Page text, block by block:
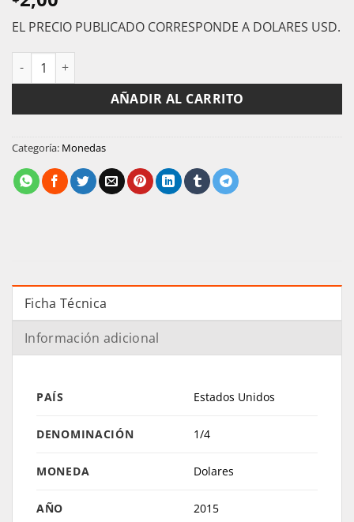
EL PRECIO PUBLICADO CORRESPONDE A DOLARES USD.
AÑADIR AL CARRITO
Categoría: Monedas
Ficha Técnica
Información adicional
PAÍS Estados Unidos
DENOMINACIÓN 1/4
MONEDA Dolares
AÑO 2015